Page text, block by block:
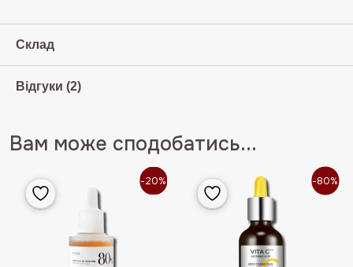
Склад
Відгуки (2)
Вам може сподобатись...
-20% -80%